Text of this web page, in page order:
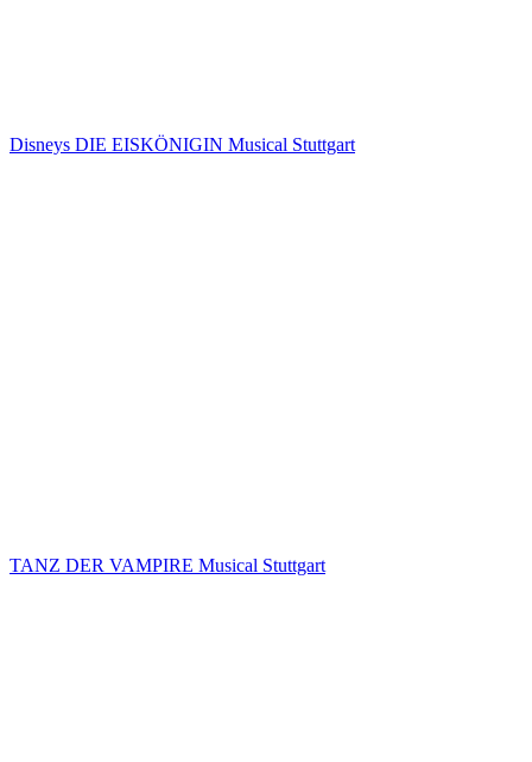
Disneys DIE EISKÖNIGIN Musical Stuttgart
TANZ DER VAMPIRE Musical Stuttgart